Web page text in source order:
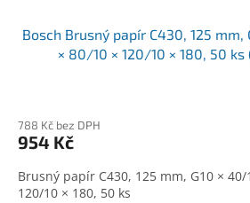
Bosch Brusný papír C430, 125 mm,
× 80/10 × 120/10 × 180, 50
788 Kč bez DPH
954 Kč
Brusný papír C430, 125 mm, G10 ×
120/10 × 180, 50 ks